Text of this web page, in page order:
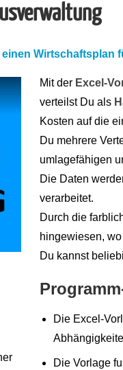
Mit der Excel-
verteilst Du als
Kosten auf die
Du mehrere
umlagefähigen
Die Daten
verarbeitet.
Durch die
hingewiesen,
Du kannst
Die Excel-
Die Vorlage